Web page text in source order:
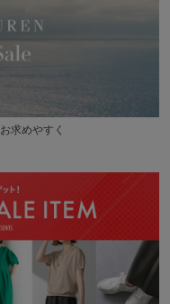
求めやすく